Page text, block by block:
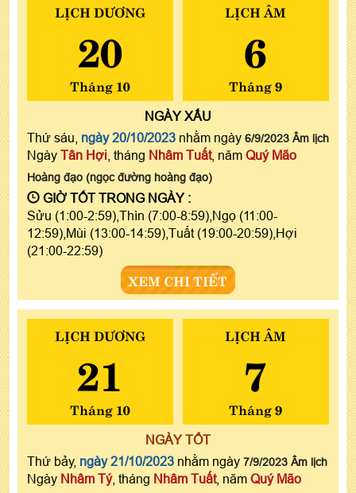
LỊCH DƯƠNG
20
Tháng 10
LỊCH ÂM
6
Tháng 9
NGÀYXẤU
Thứ sáu, ngày 20/10/2023 nhằm ngày 6/9/2023 Âm lịch
Ngày Tân Hợi , tháng Nhâm Tuất, năm Quý Mão
Hoàng đạo (ngọc đường hoàng đạo)
GIỜ TỐT TRONG NGÀY :
Sửu (1:00-2:59),Thìn (7:00-8:59),Ngọ (11:00-
12:59),Mùi (13:00-14:59),Tuất (19:00-20:59),Hợi
(21:00-22:59)
XEM CHI TIẾT
LỊCH DƯƠNG
21
Tháng 10
LỊCH ÂM
7
Tháng 9
NGÀY TỐT
Thứ bảy, ngày 21/10/2023 nhằm ngày 7/9/2023 Âm lịch
Ngày Nhâm Tý, tháng Nhâm Tuất, năm Quý Mão